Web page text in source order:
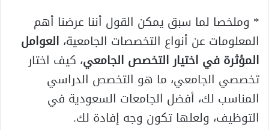
* وملخصا لما سبق يمكن القول أننا عرضنا أهم
المعلومات عن أنواع التخصصات الجامعية، العوامل
المؤثرة في اختيار التخصص الجامعي، كيف اختار
تخصصي الجامعي، ما هو التخصص الدراسي
المناسب لك، أفضل الجامعات السعودية في
التوظيف، ولعلها تكون وجه إفادة لك.